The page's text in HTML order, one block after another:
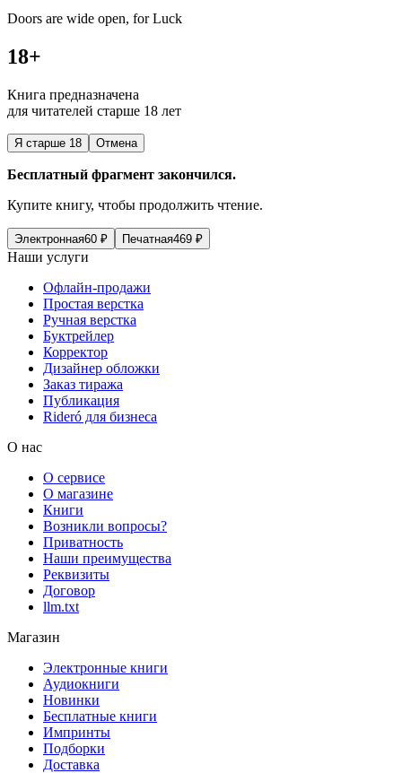
Doors are wide open, for Luck
18+
Книга предназначена
для читателей старше 18 лет
Я старше 18 Отмена
Бесплатный фрагмент закончился.
Купите книгу, чтобы продолжить чтение.
Электронная60 ₽ Печатная469 ₽
Наши услуги
Офлайн-продажи
Простая верстка
Ручная верстка
Буктрейлер
Корректор
Дизайнер обложки
Заказ тиража
Публикация
Rideró для бизнеса
О нас
О сервисе
О магазине
Книги
Возникли вопросы?
Приватность
Наши преимущества
Реквизиты
Договор
llm.txt
Магазин
Электронные книги
Аудиокниги
Новинки
Бесплатные книги
Импринты
Подборки
Доставка